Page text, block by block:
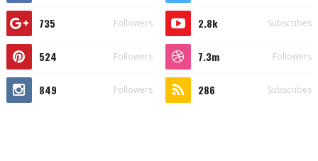
735 Followers 2.8k Subscribes
524 Followers 7.3m Followers
849 Followers 286 Subscribes